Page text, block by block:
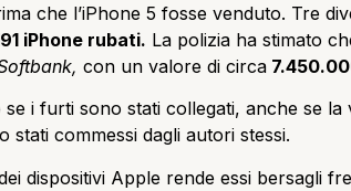
che l’iPhone 5 fosse venduto. Tre
iPhone rubati. La polizia ha stimato
con un valore di circa
i furti sono stati collegati, anche se
stati commessi dagli autori stessi.
dispositivi Apple rende essi bersagli